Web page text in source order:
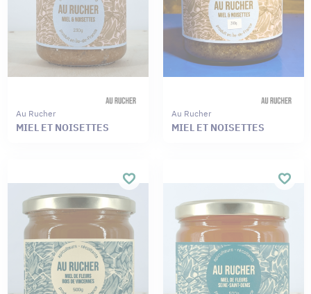
Au Rucher
MIEL ET NOISETTES
Au Rucher
MIEL ET NOISETTES